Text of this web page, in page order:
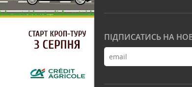
ПІДПИСАТИСЬ НА